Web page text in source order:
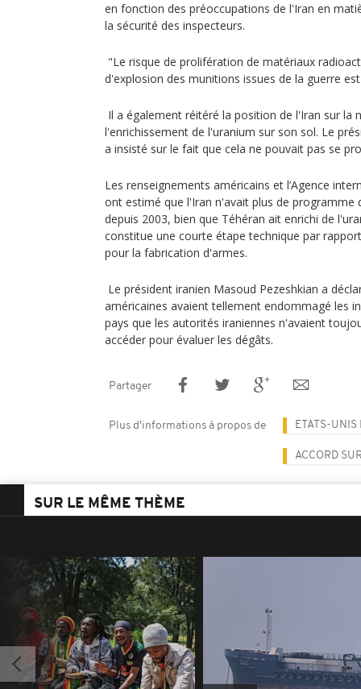
en fonction des préoccupations de l'Iran en
la sécurité des inspecteurs.
"Le risque de prolifération de matériaux
d'explosion des munitions issues de la guerre
Il a également réitéré la position de l'Iran sur la
l'enrichissement de l'uranium sur son sol. Le
a insisté sur le fait que cela ne pouvait pas se
Les renseignements américains et l’Agence
ont estimé que l'Iran n'avait plus de programme
depuis 2003, bien que Téhéran ait enrichi de
constitue une courte étape technique par
pour la fabrication d'armes.
Le président iranien Masoud Pezeshkian a
américaines avaient tellement endommagé les
pays que les autorités iraniennes n'avaient
accéder pour évaluer les dégâts.
Partager
Plus d'informations à propos de ETATS-UNIS
ACCORD
SUR LE MÊME THÈME